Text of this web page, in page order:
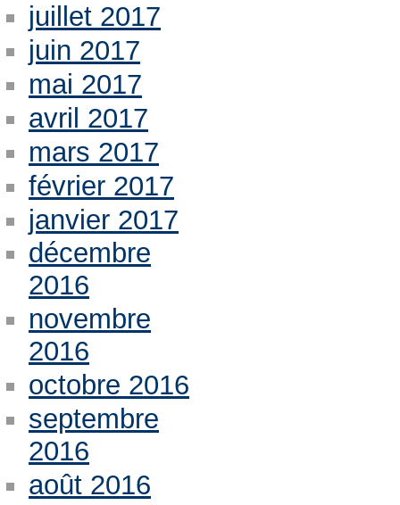
juillet 2017
juin 2017
mai 2017
avril 2017
mars 2017
février 2017
janvier 2017
décembre
2016
novembre
2016
octobre 2016
septembre
2016
août 2016